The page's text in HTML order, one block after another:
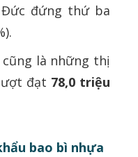
đứng thứ ba
cũng là những thị
đạt 78,0 triệu
bao bì nhựa